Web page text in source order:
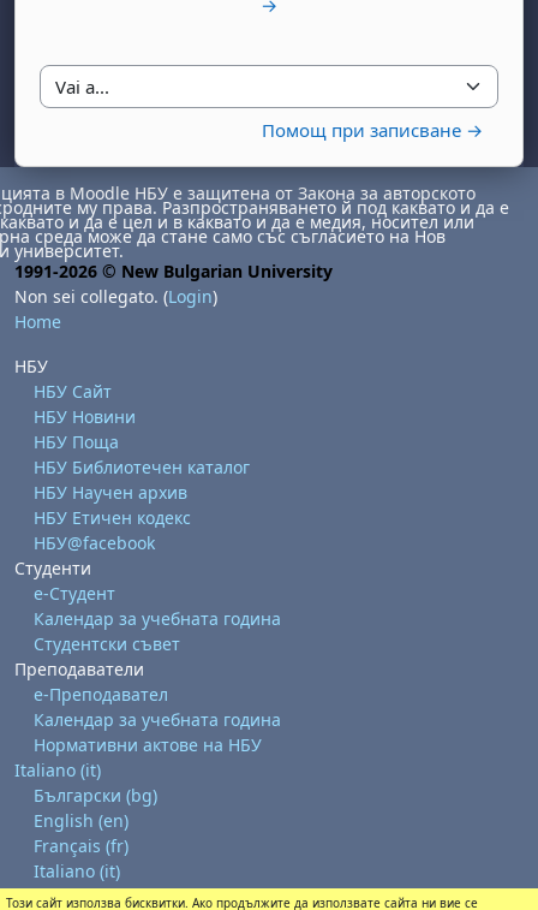
Vai a...
Помощ при записване →
1 agosto
domenica 2 agosto
7 agosto
8 agosto
domenica 9 agosto
21 agosto
22 agosto
domenica 23 agosto
28 agosto
29 agosto
domenica 30 agosto
в Moodle НБУ е защитена от Закона за авторското
му права. Разпространяването й под каквато и да е
и да е цел и в каквато и да е медия, носител или
среда може да стане само със съгласието на Нов
университет.
1991-2026 © New Bulgarian University
Non sei collegato. (Login)
Home
НБУ
НБУ Сайт
НБУ Новини
НБУ Поща
НБУ Библиотечен каталог
НБУ Научен архив
НБУ Етичен кодекс
НБУ@facebook
Студенти
е-Студент
Календар за учебната година
Студентски съвет
Преподаватели
е-Преподавател
Календар за учебната година
Нормативни актове на НБУ
Italiano ‎(it)‎
Български ‎(bg)‎
English ‎(en)‎
Français ‎(fr)‎
Italiano ‎(it)‎
Този сайт използва бисквитки. Ако продължите да използвате сайта ни вие се